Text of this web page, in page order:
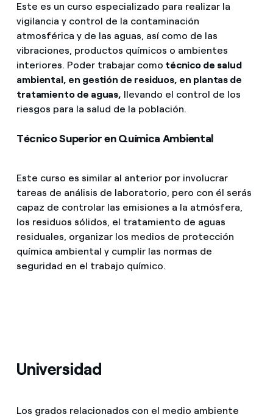
Este es un curso especializado para realizar la
vigilancia y control de la contaminación
atmosférica y de las aguas, así como de las
vibraciones, productos químicos o ambientes
interiores. Poder trabajar como técnico de salud
ambiental, en gestión de residuos, en plantas de
tratamiento de aguas, llevando el control de los
riesgos para la salud de la población.
Técnico Superior en Química Ambiental
Este curso es similar al anterior por involucrar
tareas de análisis de laboratorio, pero con él serás
capaz de controlar las emisiones a la atmósfera,
los residuos sólidos, el tratamiento de aguas
residuales, organizar los medios de protección
química ambiental y cumplir las normas de
seguridad en el trabajo químico.
Universidad
Los grados relacionados con el medio ambiente